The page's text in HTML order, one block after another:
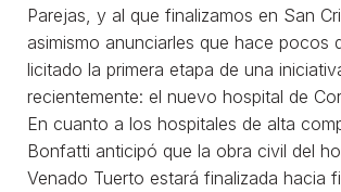
Parejas, y al que finalizamos en San
asimismo anunciarles que hace pocos
licitado la primera etapa de una
recientemente: el nuevo hospital de
En cuanto a los hospitales de alta
Bonfatti anticipó que la obra civil del
Venado Tuerto estará finalizada hacia